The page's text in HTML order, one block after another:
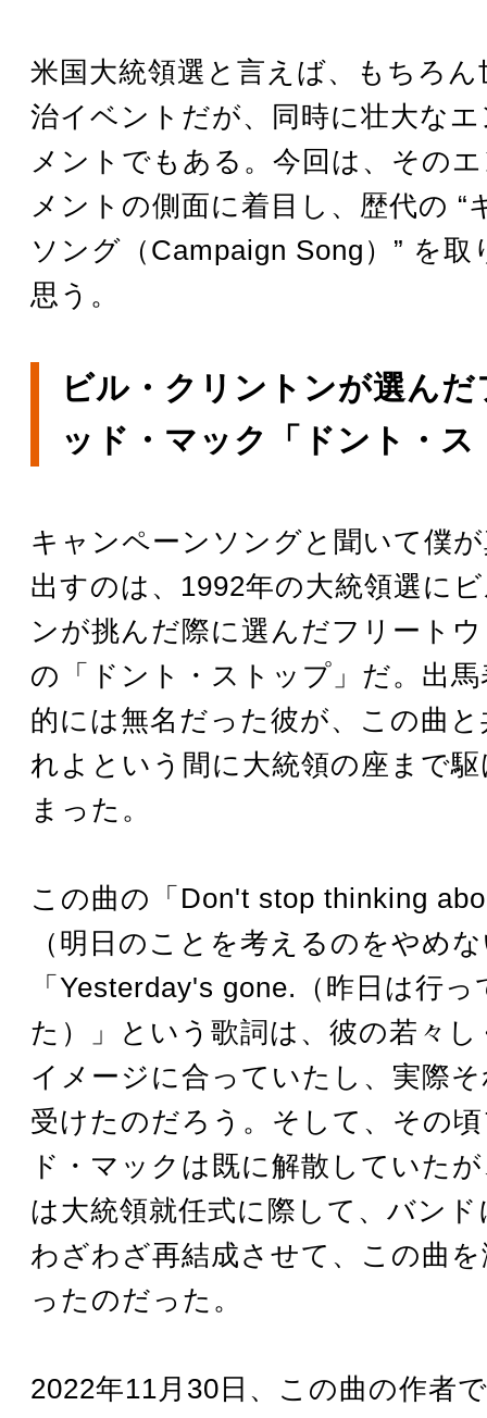
米国大統領選と言えば、もちろん
治イベントだが、同時に壮大な
メントでもある。今回は、その
メントの側面に着目し、歴代の “
ソング（Campaign Song）” を取
思う。
ビル・クリントンが選ん
ッド・マック「ドント・ス
キャンペーンソングと聞いて僕
出すのは、1992年の大統領選に
ンが挑んだ際に選んだフリート
の「ドント・ストップ」だ。出
的には無名だった彼が、この曲
れよという間に大統領の座まで
まった。
この曲の「Don't stop thinking
（明日のことを考えるのをやめ
「Yesterday's gone.（昨日は行
た）」という歌詞は、彼の若々
イメージに合っていたし、実際
受けたのだろう。そして、その
ド・マックは既に解散していた
は大統領就任式に際して、バン
わざわざ再結成させて、この曲
ったのだった。
2022年11月30日、この曲の作者